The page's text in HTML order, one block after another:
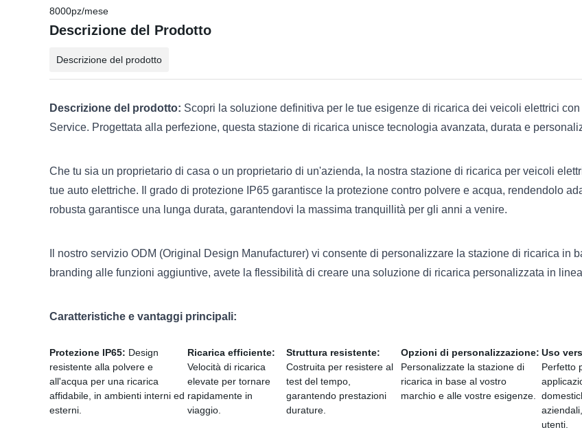
8000pz/mese
Descrizione del Prodotto
Descrizione del prodotto
Descrizione del prodotto: Scopri la soluzione definitiva per le tue esigenze di ricarica dei veicoli elettrici
Service. Progettata alla perfezione, questa stazione di ricarica unisce tecnologia avanzata, durata e
Che tu sia un proprietario di casa o un proprietario di un'azienda, la nostra stazione di ricarica per veicoli
tue auto elettriche. Il grado di protezione IP65 garantisce la protezione contro polvere e acqua, rendendolo
robusta garantisce una lunga durata, garantendovi la massima tranquillità per gli anni a venire.
Il nostro servizio ODM (Original Design Manufacturer) vi consente di personalizzare la stazione di ricarica in
branding alle funzioni aggiuntive, avete la flessibilità di creare una soluzione di ricarica personalizzata in
Caratteristiche e vantaggi principali:
Protezione IP65: Design
resistente alla polvere e
all'acqua per una ricarica
affidabile, in ambienti interni ed
esterni.
Ricarica efficiente:
Velocità di ricarica
elevate per tornare
rapidamente in
viaggio.
Struttura resistente:
Costruita per resistere al
test del tempo,
garantendo prestazioni
durature.
Opzioni di personalizzazione:
Personalizzate la stazione di
ricarica in base al vostro
marchio e alle vostre esigenze.
Uso
Perfetto
utenti.